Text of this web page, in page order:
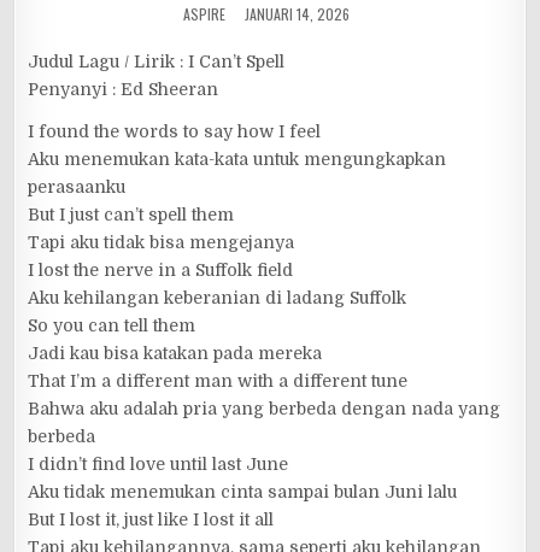
ASPIRE JANUARI 14, 2026
Judul Lagu / Lirik : I Can’t Spell
Penyanyi : Ed Sheeran
I found the words to say how I feel
Aku menemukan kata-kata untuk mengungkapkan
perasaanku
But I just can’t spell them
Tapi aku tidak bisa mengejanya
I lost the nerve in a Suffolk field
Aku kehilangan keberanian di ladang Suffolk
So you can tell them
Jadi kau bisa katakan pada mereka
That I’m a different man with a different tune
Bahwa aku adalah pria yang berbeda dengan nada yang
berbeda
I didn’t find love until last June
Aku tidak menemukan cinta sampai bulan Juni lalu
But I lost it, just like I lost it all
Tapi aku kehilangannya, sama seperti aku kehilangan